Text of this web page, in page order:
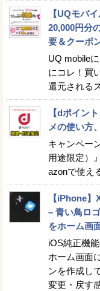
【UQモバ
20,000円分
要＆クーポ
UQ mobile
にコレ！買
還元される
【dポイン
メの使い方
キャンペー
用途限定）
azonで使え
【iPhone
– 青い鳥ロ
をホーム画
iOS純正機
ホーム画面
ンを作成し
変更・戻す